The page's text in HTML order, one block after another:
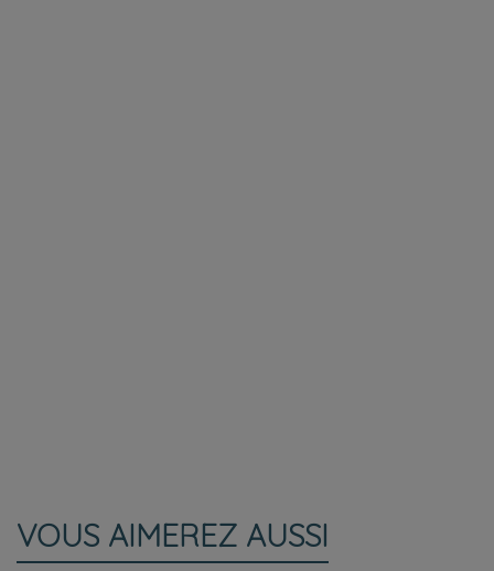
VOUS AIMEREZ AUSSI